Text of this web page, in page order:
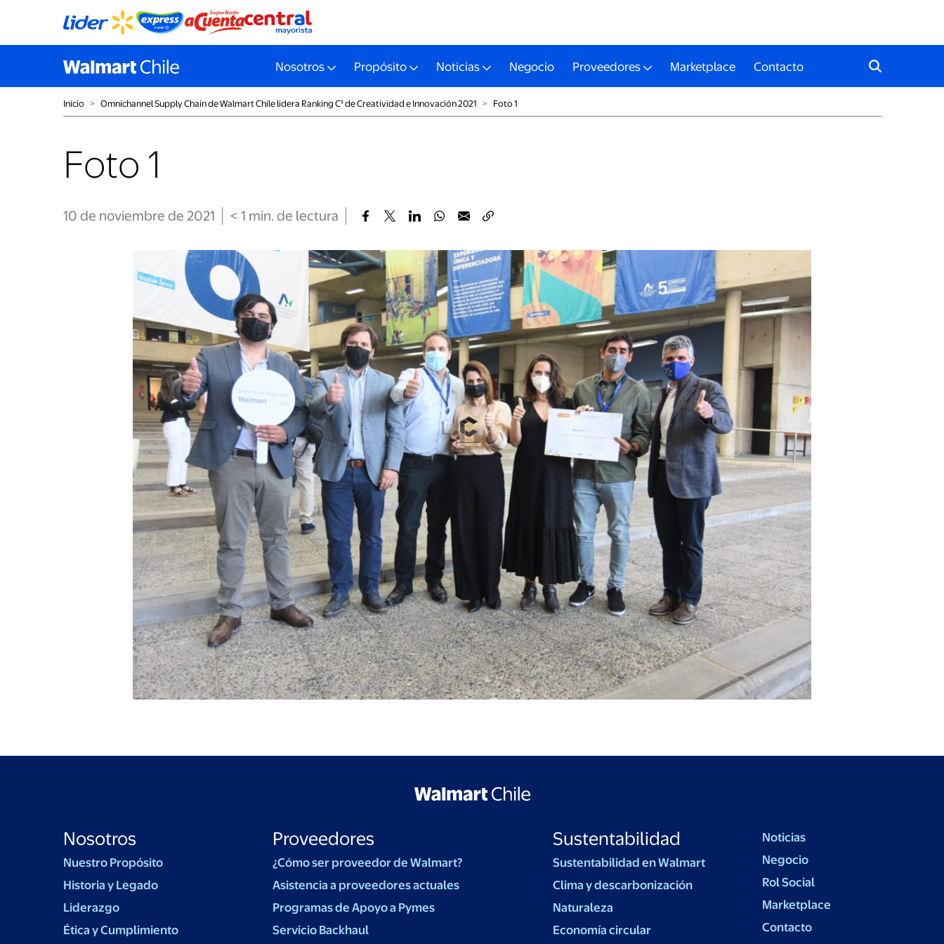
Nosotros Propósito Noticias Negocio Proveedores Marketplace Contacto
Inicio ˃ Omnichannel Supply Chain de Walmart Chile lidera Ranking C³ de Creatividad e Innovación 2021 ˃ Foto 1
Foto 1
10 de noviembre de 2021 < 1 min. de lectura
Nosotros
Nuestro Propósito
Historia y Legado
Liderazgo
Ética y Cumplimiento
Proveedores
¿Cómo ser proveedor de Walmart?
Asistencia a proveedores actuales
Programas de Apoyo a Pymes
Servicio Backhaul
Sustentabilidad
Sustentabilidad en Walmart
Clima y descarbonización
Naturaleza
Economía circular
Noticias
Negocio
Rol Social
Marketplace
Contacto